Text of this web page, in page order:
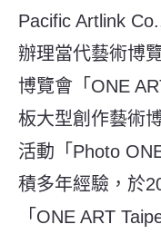
Pacific Artlink
辦理當代藝術博
博覽會「ONE
板大型創作藝術
活動「Photo
積多年經驗，於
「ONE ART